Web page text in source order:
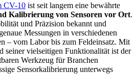
CV-10 ist seit langem eine bewährte
Kalibrierung von Sensoren vor Ort.
und Präzision bekannt und
Messungen in verschiedenen
– vom Labor bis zum Feldeinsatz. Mit
seiner vielseitigen Funktionalität ist der
Werkzeug für Branchen
Sensorkalibrierung unterwegs